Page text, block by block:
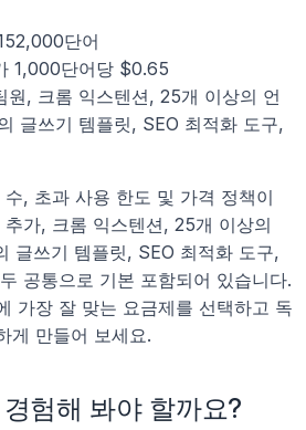
단어
1,000단어당 $0.65
원, 크롬 익스텐션, 25개 이상의 언
글쓰기 템플릿, SEO 최적화 도구,
, 초과 사용 한도 및 가격 정책이
가, 크롬 익스텐션, 25개 이상의
글쓰기 템플릿, SEO 최적화 도구,
공통으로 기본 포함되어 있습니다.
가장 잘 맞는 요금제를 선택하고 독
게 만들어 보세요.
험해 봐야 할까요?